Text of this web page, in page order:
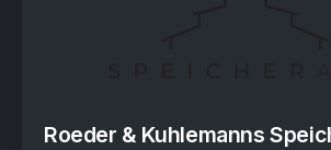
Roeder & Kuhlemanns